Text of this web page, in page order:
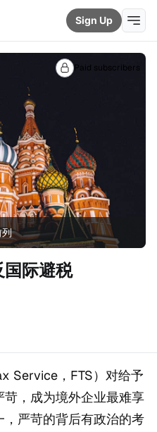
Sign Up
列
Paid subscribers
际避税
Service，FTS）对给予
，成为境外企业最难享
严苛的背后有政治的考